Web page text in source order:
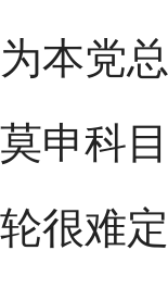
为本党
莫申科
轮很难